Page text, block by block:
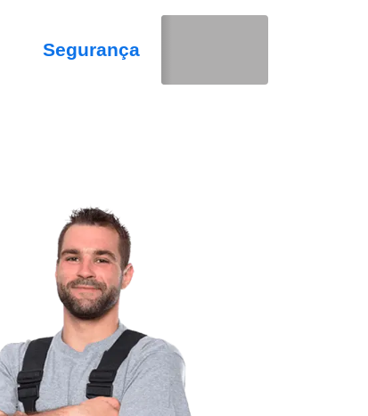
Segurança